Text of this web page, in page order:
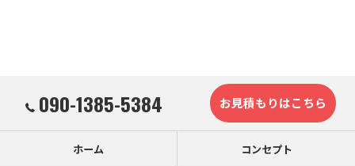
090-1385-5384 お見積もりはこちら
ホーム コンセプト